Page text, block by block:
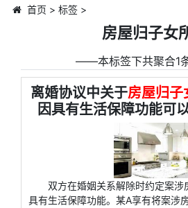
首页 > 标签>
房屋归子女
――本标签下共聚合1
离婚协议中关于房屋归子
因具有生活保障功能可
双方在婚姻关系解除时约定案涉
具有生活保障功能。某A享有将案涉